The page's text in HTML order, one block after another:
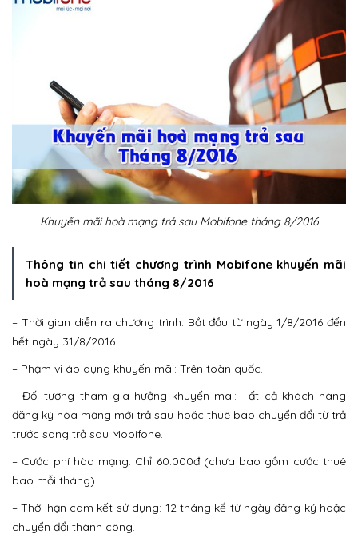
Khuyến mãi hoà mạng trả sau Mobifone tháng 8/2016
Thông tin chi tiết chương trình Mobifone khuyến mãi
hoà mạng trả sau tháng 8/2016
– Thời gian diễn ra chương trình: Bắt đầu từ ngày 1/8/2016 đến
hết ngày 31/8/2016.
– Phạm vi áp dụng khuyến mãi: Trên toàn quốc.
– Đối tượng tham gia hưởng khuyến mãi: Tất cả khách hàng
đăng ký hòa mạng mới trả sau hoặc thuê bao chuyển đổi từ trả
trước sang trả sau Mobifone.
– Cước phí hòa mạng: Chỉ 60.000đ (chưa bao gồm cước thuê
bao mỗi tháng).
– Thời hạn cam kết sử dụng: 12 tháng kể từ ngày đăng ký hoặc
chuyển đổi thành công.